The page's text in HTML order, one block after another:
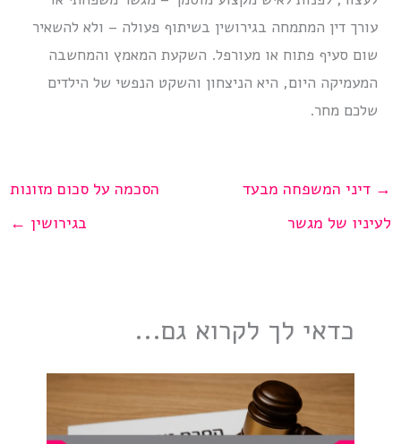
עורך דין המתמחה בגירושין בשיתוף פעולה – ולא להשאיר
שום סעיף פתוח או מעורפל. השקעת המאמץ והמחשבה
המעמיקה היום, היא הניצחון והשקט הנפשי של הילדים
שלכם מחר.
הסכמה על סכום מזונות
בגירושין ←
→דיני המשפחה מבעד
לעיניו של מגשר
כדאי לך לקרוא גם...